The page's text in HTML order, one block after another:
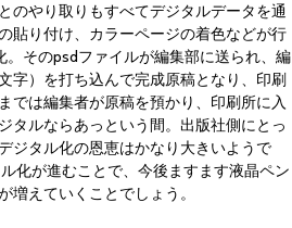
のやり取りもすべてデジタルデータを通
貼り付け、カラーページの着色などが行
。そのpsdファイルが編集部に送られ、編
字）を打ち込んで完成原稿となり、印刷
では編集者が原稿を預かり、印刷所に入
タルならあっという間。出版社側にとっ
ジタル化の恩恵はかなり大きいようで
化が進むことで、今後ますます液晶ペン
増えていくことでしょう。